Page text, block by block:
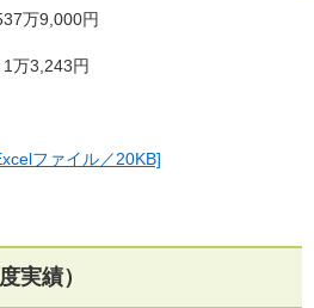
万9,000円
3,243円
ファイル／20KB]
実績）